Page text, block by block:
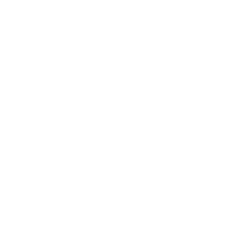
izbová služba (za poplatok), služby kaderníka (za poplatok),
minibar (doplnený denne vodou, soft nápojmi a pivom), trezor
85 m2.
18:00)
denne